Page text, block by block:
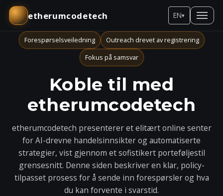
etherumcodetech EN▾
Forespørselsveiledning
Outreach drevet av registrering
Fokus på samsvar
Koble til med
etherumcodetech
etherumcodetech presenterer et elitært online senter
for AI-drevne handelsinnsikter og automatiserte
strategier, vist gjennom et sofistikert porteføljestil
grensesnitt. Denne siden beskriver en klar, policy-
tilpasset prosess for å sende inn forespørsler og hva
du kan forvente i svarstid.